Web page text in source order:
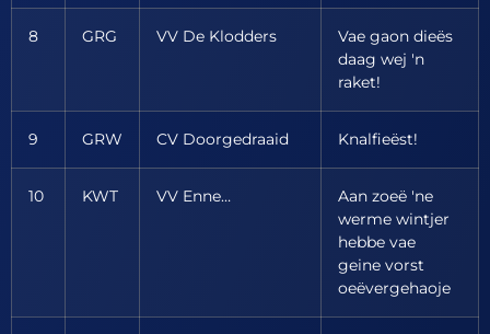
8 GRG VV De Klodders
Vae gaon dieës
daag wej 'n
raket!
9 GRW CV Doorgedraaid Knalfieëst!
10 KWT VV Enne…
Aan zoeë 'ne
werme wintjer
hebbe vae
geine vorst
oeëvergehaoje